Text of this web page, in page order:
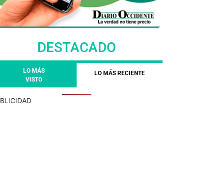
DESTACADO
LO MÁS
VISTO
LO MÁS RECIENTE